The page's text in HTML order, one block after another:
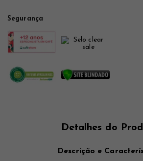
Segurança
Detalhes do
Descrição e